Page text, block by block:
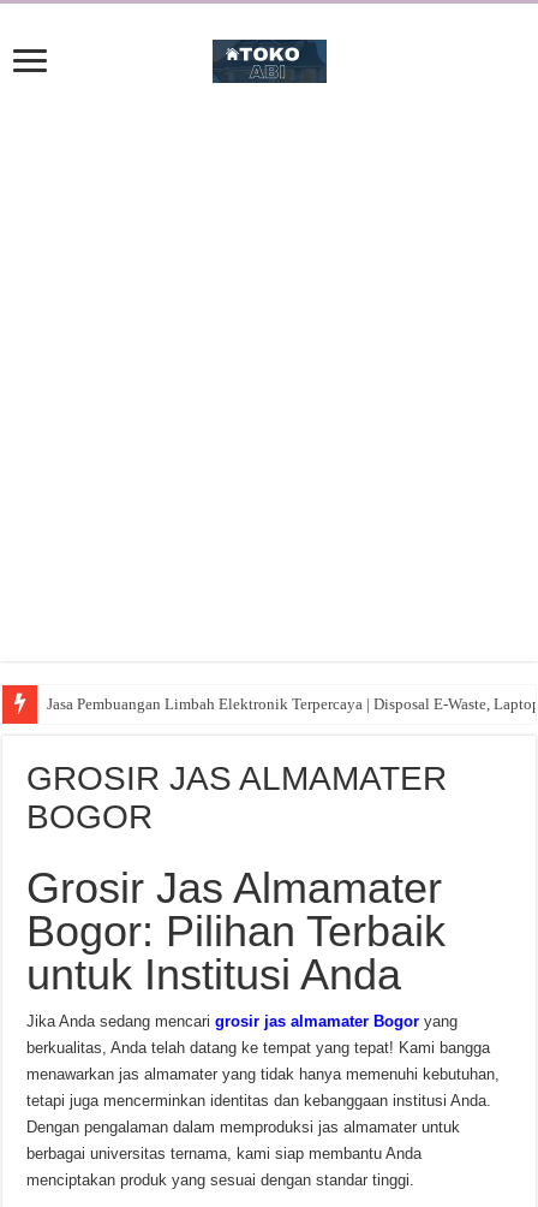
Jasa Pembuangan Limbah Elektronik Terpercaya | Disposal E-Waste,
GROSIR JAS ALMAMATER
BOGOR
Grosir Jas Almamater
Bogor: Pilihan Terbaik
untuk Institusi Anda
Jika Anda sedang mencarigrosir jas almamater Bogor yang
berkualitas, Anda telah datang ke tempat yang tepat! Kami bangga
menawarkan jas almamater yang tidak hanya memenuhi kebutuhan,
tetapi juga mencerminkan identitas dan kebanggaan institusi Anda.
Dengan pengalaman dalam memproduksi jas almamater untuk
berbagai universitas ternama, kami siap membantu Anda
menciptakan produk yang sesuai dengan standar tinggi.